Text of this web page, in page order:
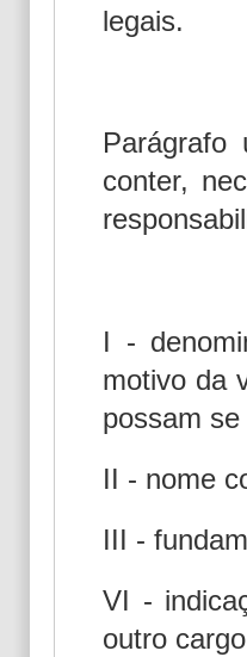
legais.
conter,
I -
motivo da
possam
II - nome
III -
VI -
outro